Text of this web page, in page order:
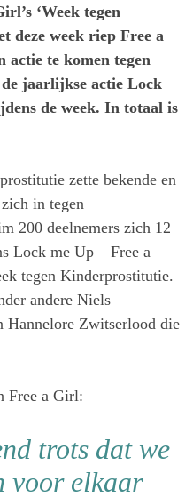
‘Week tegen
deze week riep Free a
actie te komen tegen
jaarlijkse actie Lock
de week. In totaal is
zette bekende en
in tegen
200 deelnemers zich 12
Lock me Up – Free a
tegen Kinderprostitutie.
andere Niels
Hannelore Zwitserlood die
Free a Girl:
trots dat we
voor elkaar